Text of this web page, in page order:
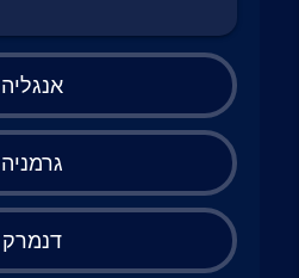
אנגליה
גרמניה
דנמרק